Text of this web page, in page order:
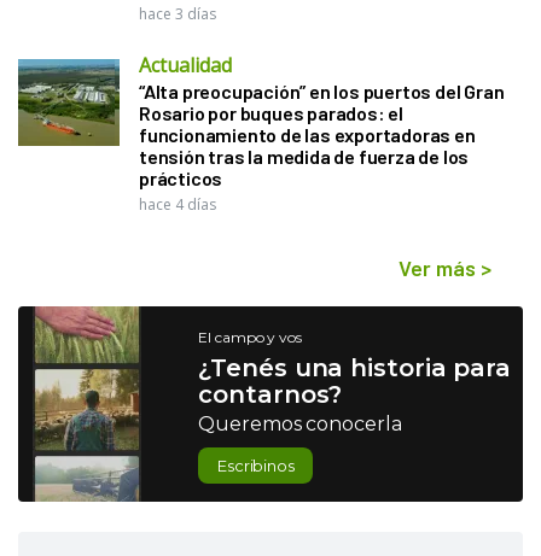
hace 3 días
Actualidad
“Alta preocupación” en los puertos del Gran
Rosario por buques parados: el
funcionamiento de las exportadoras en
tensión tras la medida de fuerza de los
prácticos
hace 4 días
Ver más >
El campo y vos
¿Tenés una historia para
contarnos?
Queremos conocerla
Escribinos